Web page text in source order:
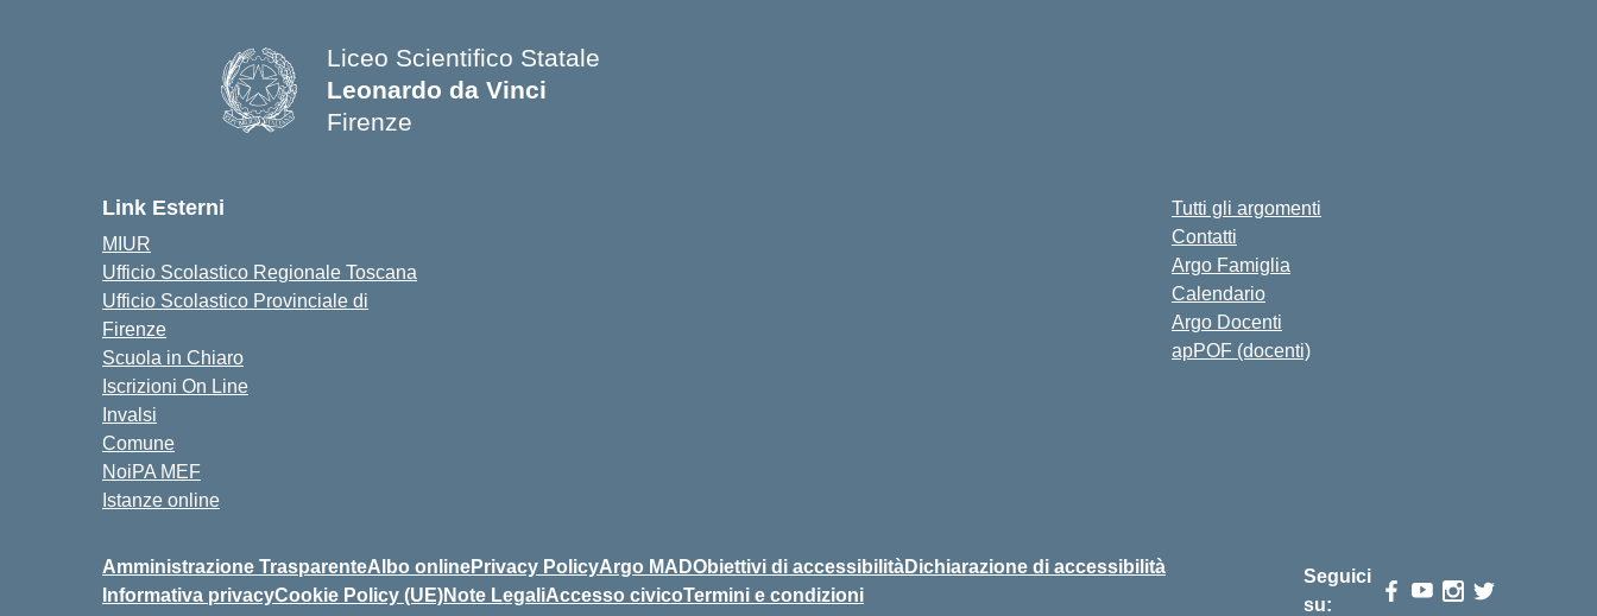
Liceo Scientifico Statale
Leonardo da Vinci
Firenze
Link Esterni
MIUR
Ufficio Scolastico Regionale Toscana
Ufficio Scolastico Provinciale di
Firenze
Scuola in Chiaro
Iscrizioni On Line
Invalsi
Comune
NoiPA MEF
Istanze online
Tutti gli argomenti
Contatti
Argo Famiglia
Calendario
Argo Docenti
apPOF (docenti)
Amministrazione TrasparenteAlbo onlinePrivacy PolicyArgo MADObiettivi di accessibilitàDichiarazione di accessibilità
Informativa privacyCookie Policy (UE)Note LegaliAccesso civicoTermini e condizioni
Seguici
su: